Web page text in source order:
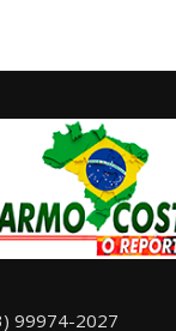
99974-2027